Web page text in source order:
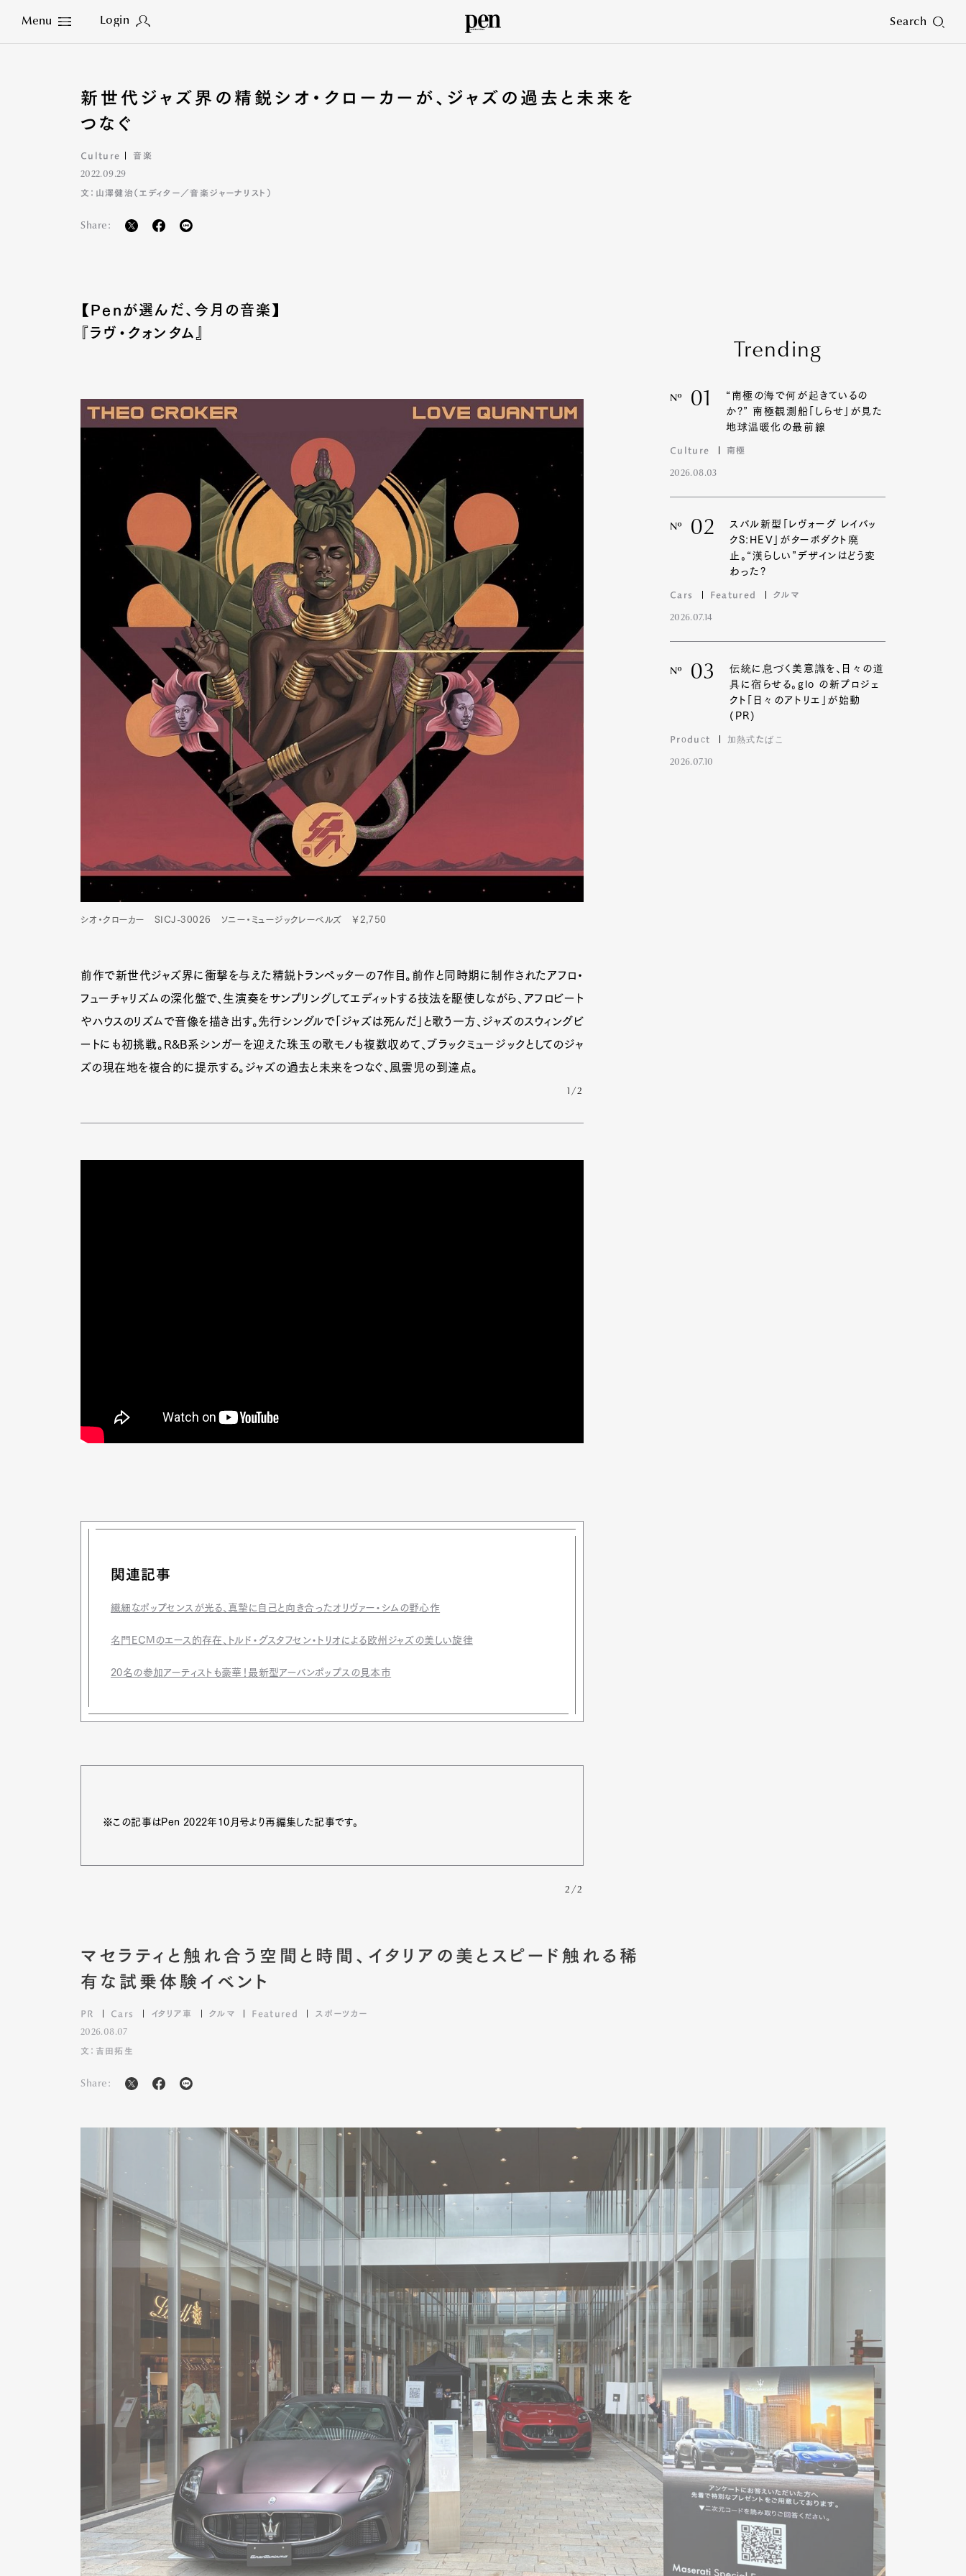
Menu Login Search
Close
Pen Meet Pen international Pen tw
新世代ジャズ界の精鋭シオ・クローカーが、ジャズの過去と未来を
つなぐ
Culture 音楽
2022.09.29
文：山澤健治（エディター／音楽ジャーナリスト）
Share:
【Penが選んだ、今月の音楽】
『ラヴ・クォンタム』
シオ・クローカー SICJ-30026 ソニー・ミュージックレーベルズ ￥2,750
前作で新世代ジャズ界に衝撃を与えた精鋭トランペッターの7作目。前作と同時期に制作されたアフロ・
フューチャリズムの深化盤で、生演奏をサンプリングしてエディットする技法を駆使しながら、アフロビート
やハウスのリズムで音像を描き出す。先行シングルで「ジャズは死んだ」と歌う一方、ジャズのスウィングビ
ートにも初挑戦。R&B系シンガーを迎えた珠玉の歌モノも複数収めて、ブラックミュージックとしてのジャ
ズの現在地を複合的に提示する。ジャズの過去と未来をつなぐ、風雲児の到達点。
1/2
関連記事
繊細なポップセンスが光る、真摯に自己と向き合ったオリヴァー・シムの野心作
名門ECMのエース的存在、トルド・グスタフセン・トリオによる欧州ジャズの美しい旋律
20名の参加アーティストも豪華！最新型アーバンポップスの見本市
※この記事はPen 2022年10月号より再編集した記事です。
2/2
Trending
Nº 01
“南極の海で何が起きているの
か?” 南極観測船「しらせ」が見た
地球温暖化の最前線
Culture 南極
2026.08.03
Nº 02
スバル新型「レヴォーグ レイバッ
クS:HEV」がターボダクト廃
止。“漢らしい”デザインはどう変
わった?
Cars Featured クルマ
2026.07.14
Nº 03
伝統に息づく美意識を、日々の道
具に宿らせる。glo の新プロジェ
クト「日々のアトリエ」が始動
(PR)
Product 加熱式たばこ
2026.07.10
マセラティと触れ合う空間と時間、イタリアの美とスピード触れる稀
有な試乗体験イベント
PR Cars イタリア車 クルマ Featured スポーツカー
2026.08.07
文：吉田拓生
Share: